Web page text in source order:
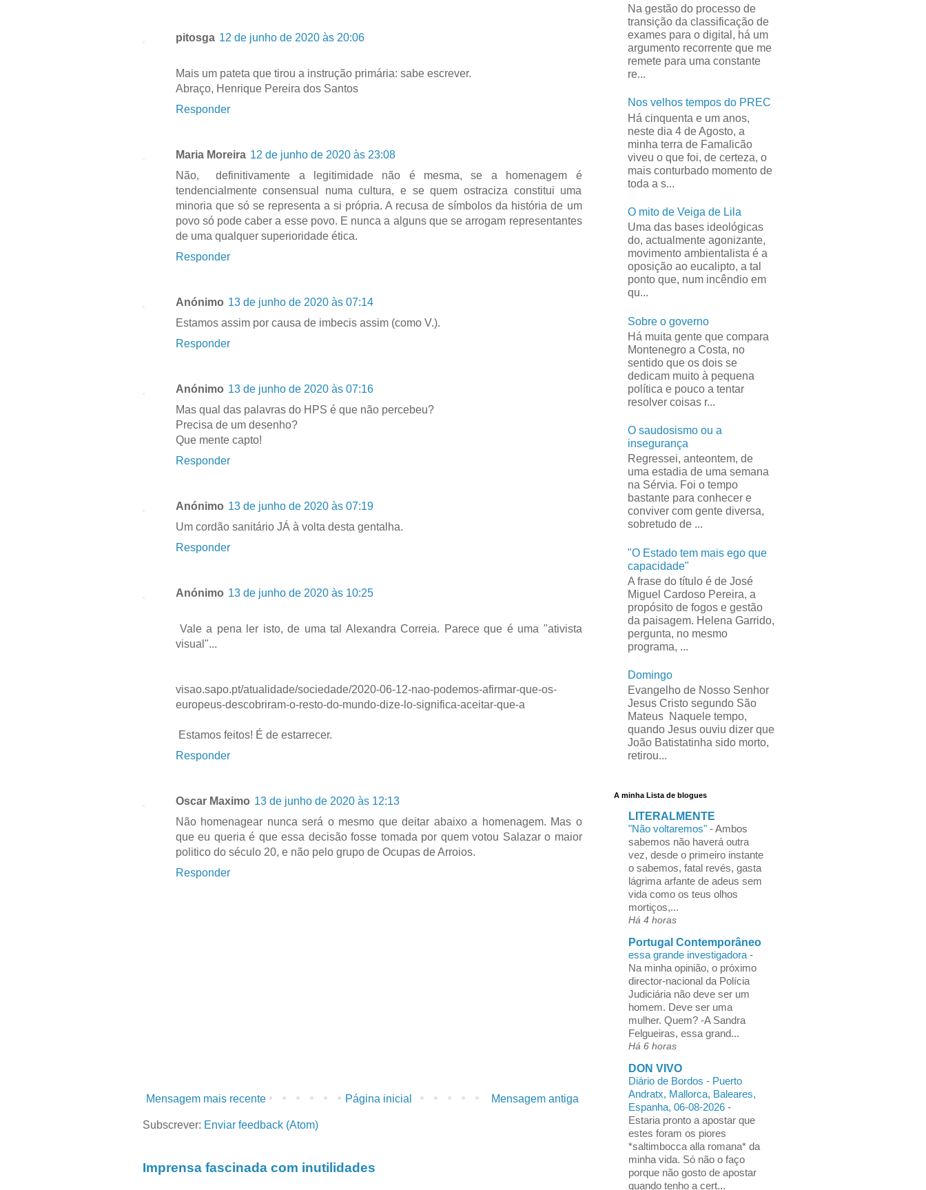
pitosga 12 de junho de 2020 às 20:06
Mais um pateta que tirou a instrução primária: sabe escrever.
Abraço, Henrique Pereira dos Santos
Responder
Maria Moreira 12 de junho de 2020 às 23:08
Não, definitivamente a legitimidade não é mesma, se a homenagem é
tendencialmente consensual numa cultura, e se quem ostraciza constitui uma
minoria que só se representa a si própria. A recusa de símbolos da história de um
povo só pode caber a esse povo. E nunca a alguns que se arrogam representantes
de uma qualquer superioridade ética.
Responder
Anónimo 13 de junho de 2020 às 07:14
Estamos assim por causa de imbecis assim (como V.).
Responder
Anónimo 13 de junho de 2020 às 07:16
Mas qual das palavras do HPS é que não percebeu?
Precisa de um desenho?
Que mente capto!
Responder
Anónimo 13 de junho de 2020 às 07:19
Um cordão sanitário JÁ à volta desta gentalha.
Responder
Anónimo 13 de junho de 2020 às 10:25
Vale a pena ler isto, de uma tal Alexandra Correia. Parece que é uma "ativista
visual"...
visao.sapo.pt/atualidade/sociedade/2020-06-12-nao-podemos-afirmar-que-os-
europeus-descobriram-o-resto-do-mundo-dize-lo-significa-aceitar-que-a
Estamos feitos! É de estarrecer.
Responder
Oscar Maximo 13 de junho de 2020 às 12:13
Não homenagear nunca será o mesmo que deitar abaixo a homenagem. Mas o
que eu queria é que essa decisão fosse tomada por quem votou Salazar o maior
politico do século 20, e não pelo grupo de Ocupas de Arroios.
Responder
Mensagem mais recente Mensagem antiga
Página inicial
Subscrever: Enviar feedback (Atom)
Imprensa fascinada com inutilidades
Na gestão do processo de
transição da classificação de
exames para o digital, há um
argumento recorrente que me
remete para uma constante
re...
Nos velhos tempos do PREC
Há cinquenta e um anos,
neste dia 4 de Agosto, a
minha terra de Famalicão
viveu o que foi, de certeza, o
mais conturbado momento de
toda a s...
O mito de Veiga de Lila
Uma das bases ideológicas
do, actualmente agonizante,
movimento ambientalista é a
oposição ao eucalipto, a tal
ponto que, num incêndio em
qu...
Sobre o governo
Há muita gente que compara
Montenegro a Costa, no
sentido que os dois se
dedicam muito à pequena
política e pouco a tentar
resolver coisas r...
O saudosismo ou a
insegurança
Regressei, anteontem, de
uma estadia de uma semana
na Sérvia. Foi o tempo
bastante para conhecer e
conviver com gente diversa,
sobretudo de ...
"O Estado tem mais ego que
capacidade"
A frase do título é de José
Miguel Cardoso Pereira, a
propósito de fogos e gestão
da paisagem. Helena Garrido,
pergunta, no mesmo
programa, ...
Domingo
Evangelho de Nosso Senhor
Jesus Cristo segundo São
Mateus Naquele tempo,
quando Jesus ouviu dizer que
João Batistatinha sido morto,
retirou...
A minha Lista de blogues
LITERALMENTE
"Não voltaremos" -Ambos
sabemos não haverá outra
vez, desde o primeiro instante
o sabemos, fatal revés, gasta
lágrima arfante de adeus sem
vida como os teus olhos
mortiços,...
Há 4 horas
Portugal Contemporâneo
essa grande investigadora -
Na minha opinião, o próximo
director-nacional da Polícia
Judiciária não deve ser um
homem. Deve ser uma
mulher. Quem? -A Sandra
Felgueiras, essa grand...
Há 6 horas
DON VIVO
Diário de Bordos - Puerto
Andratx, Mallorca, Baleares,
Espanha, 06-08-2026 -
Estaria pronto a apostar que
estes foram os piores
*saltimbocca alla romana* da
minha vida. Só não o faço
porque não gosto de apostar
quando tenho a cert...